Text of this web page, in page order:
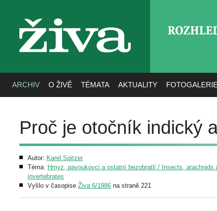
živa
ARCHIV O ŽIVĚ TÉMATA AKTUALITY
Proč je otočník indický
Autor: Karel Spitzer
Téma: Hmyz, pavoukovci a ostatní bezobratlí / Insects, arachnids
invertebrates
Vyšlo v časopise Živa 6/1986 na straně 221